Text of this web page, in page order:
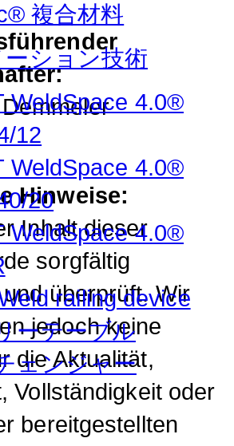
複合材料
ション技術
WeldSpace 4.0®
12
WeldSpace 4.0®
20
WeldSpace 4.0®
railing device
ーテーブル
ェンジャー
Hinweise:
Inhalt dieser
sorgfältig
überprüft. Wir
jedoch keine
die Aktualität,
Vollständigkeit oder
bereitgestellten